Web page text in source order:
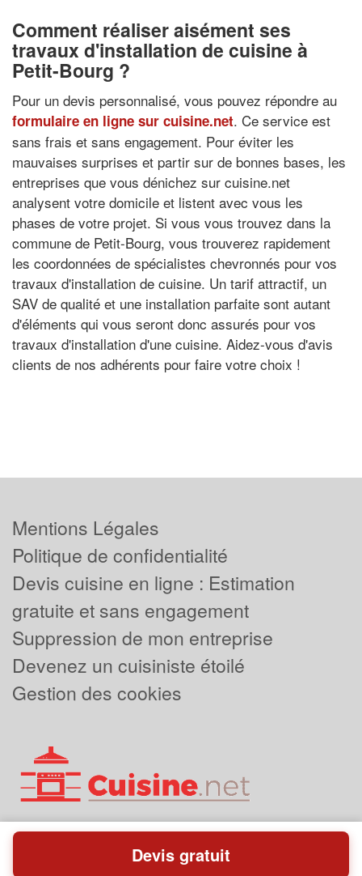
Comment réaliser aisément ses
travaux d'installation de cuisine à
Petit-Bourg ?
Pour un devis personnalisé, vous pouvez répondre au
formulaire en ligne sur cuisine.net. Ce service est
sans frais et sans engagement. Pour éviter les
mauvaises surprises et partir sur de bonnes bases, les
entreprises que vous dénichez sur cuisine.net
analysent votre domicile et listent avec vous les
phases de votre projet. Si vous vous trouvez dans la
commune de Petit-Bourg, vous trouverez rapidement
les coordonnées de spécialistes chevronnés pour vos
travaux d'installation de cuisine. Un tarif attractif, un
SAV de qualité et une installation parfaite sont autant
d'éléments qui vous seront donc assurés pour vos
travaux d'installation d'une cuisine. Aidez-vous d'avis
clients de nos adhérents pour faire votre choix !
Mentions Légales
Politique de confidentialité
Devis cuisine en ligne : Estimation
gratuite et sans engagement
Suppression de mon entreprise
Devenez un cuisiniste étoilé
Gestion des cookies
Powered byPlus que pro
Devis gratuit